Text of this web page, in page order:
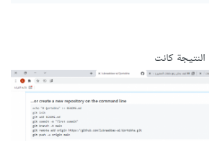
إنشاء مستودع git في github، ويمكن ذلك عن طريق
التوجه الى نافذة المستودعات repositories والضغط
كانت